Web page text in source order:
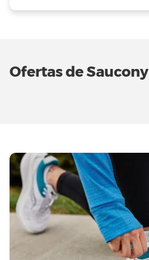
Ofertas de Saucony